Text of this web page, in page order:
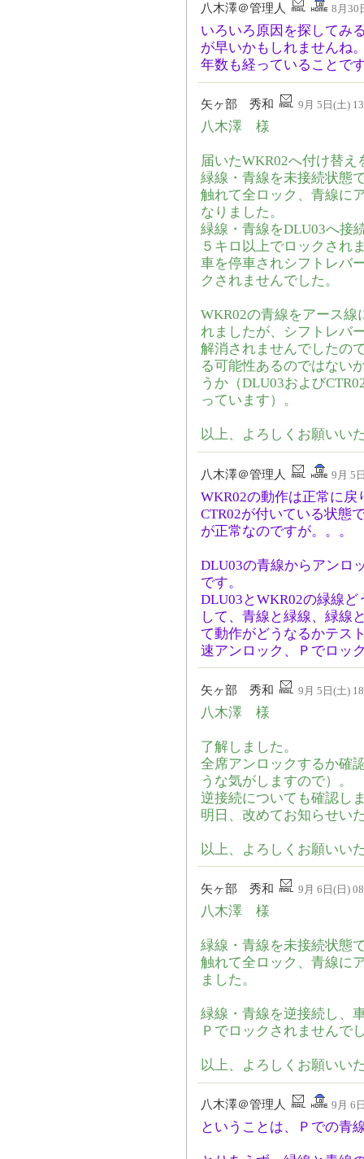
八木澤＠管理人 8月30
いろいろ原因を探してみ
が早いかもしれませんね
年数も経っていることで
矢ヶ部 秀和 9月 5日(土)
八木澤 様
届いたWKR02へ付け替
緑線・青線を未接続状態
触れて全ロック、青線に
なりました。
緑線・青線をDLU03へ接
５キロ以上でロックされ
車を停車されシフトレバ
クされませんでした。
WKR02の青線をアース
れましたが、シフトレバ
解消されませんでしたの
る可能性あるのではない
うか（DLU03および
っています）。
以上、よろしくお願いい
八木澤＠管理人 9月 5
WKR02の動作は正常に戻
CTR02が付いている状態
が正常なのですが。。。
DLU03の青線からアンロ
です。
DLU03とWKR02の緑線
して、青線と緑線、緑
て動作がどうなるかテス
速アンロック、Ｐでロッ
矢ヶ部 秀和 9月 5日(土)
八木澤 様
了解しました。
全席アンロックするか確
うな気がしますので）。
逆接続についても確認し
明日、改めてお知らせい
以上、よろしくお願いい
矢ヶ部 秀和 9月 6日(日)
八木澤 様
緑線・青線を未接続状態
触れて全ロック、青線に
ました。
緑線・青線を逆接続し、
Ｐでロックされませんで
以上、よろしくお願いい
八木澤＠管理人 9月 6
ということは、Ｐでの青